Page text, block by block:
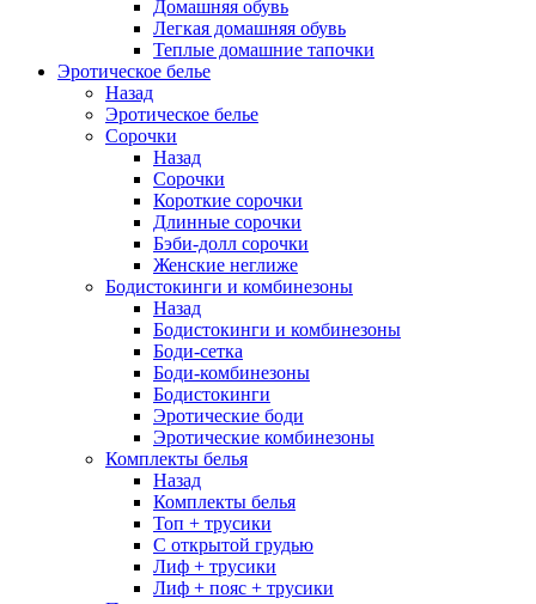
Домашняя обувь
Легкая домашняя обувь
Теплые домашние тапочки
Эротическое белье
Назад
Эротическое белье
Сорочки
Назад
Сорочки
Короткие сорочки
Длинные сорочки
Бэби-долл сорочки
Женские неглиже
Бодистокинги и комбинезоны
Назад
Бодистокинги и комбинезоны
Боди-сетка
Боди-комбинезоны
Бодистокинги
Эротические боди
Эротические комбинезоны
Комплекты белья
Назад
Комплекты белья
Топ + трусики
С открытой грудью
Лиф + трусики
Лиф + пояс + трусики